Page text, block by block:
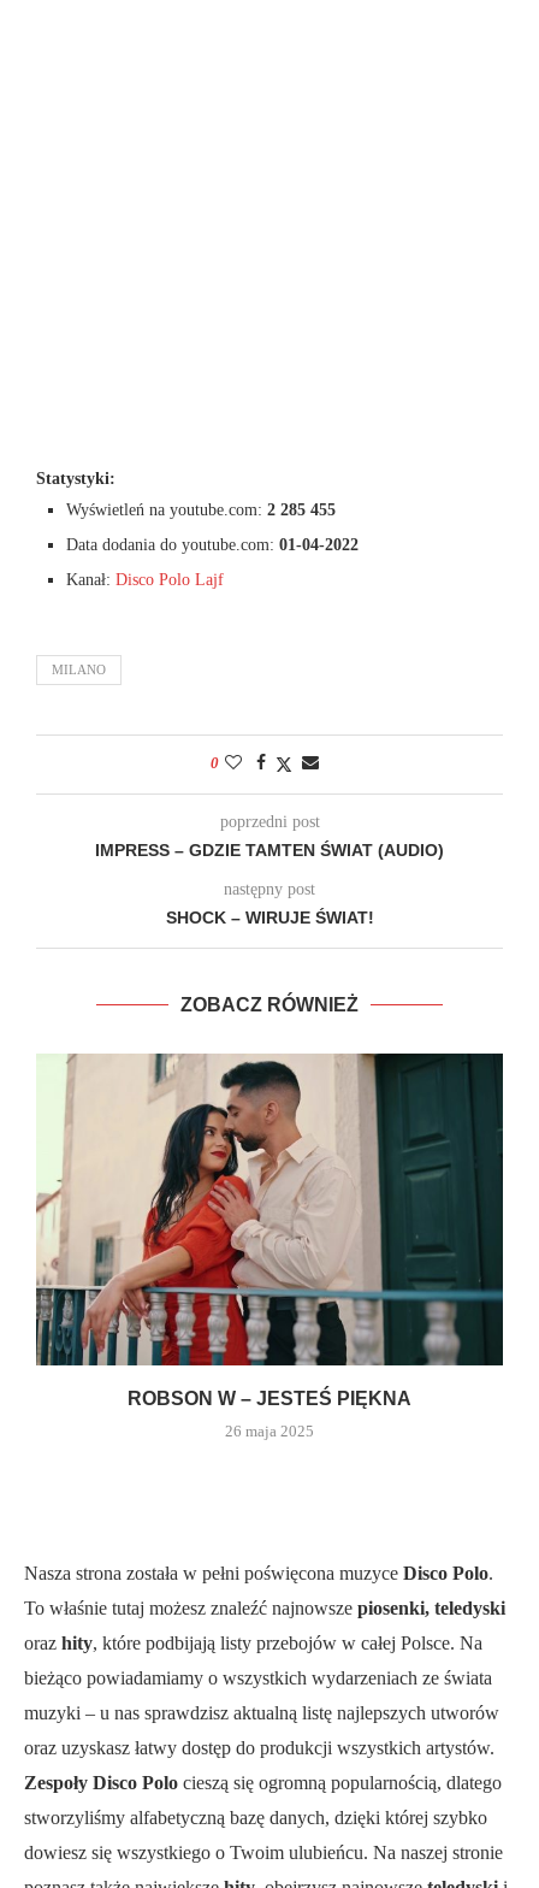
Statystyki:
Wyświetleń na youtube.com: 2 285 455
Data dodania do youtube.com: 01-04-2022
Kanał: Disco Polo Lajf
MILANO
0
poprzedni post
IMPRESS – GDZIE TAMTEN ŚWIAT (AUDIO)
następny post
SHOCK – WIRUJE ŚWIAT!
ZOBACZ RÓWNIEŻ
ROBSON W – JESTEŚ PIĘKNA
26 maja 2025
Nasza strona została w pełni poświęcona muzyce Disco Polo.
To właśnie tutaj możesz znaleźć najnowsze piosenki, teledyski
oraz hity, które podbijają listy przebojów w całej Polsce. Na
bieżąco powiadamiamy o wszystkich wydarzeniach ze świata
muzyki – u nas sprawdzisz aktualną listę najlepszych utworów
oraz uzyskasz łatwy dostęp do produkcji wszystkich artystów.
Zespoły Disco Polo cieszą się ogromną popularnością, dlatego
stworzyliśmy alfabetyczną bazę danych, dzięki której szybko
dowiesz się wszystkiego o Twoim ulubieńcu. Na naszej stronie